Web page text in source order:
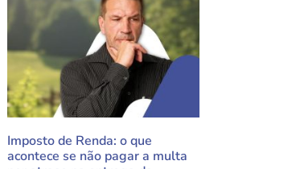
Imposto de Renda: o que
acontece se não pagar a multa